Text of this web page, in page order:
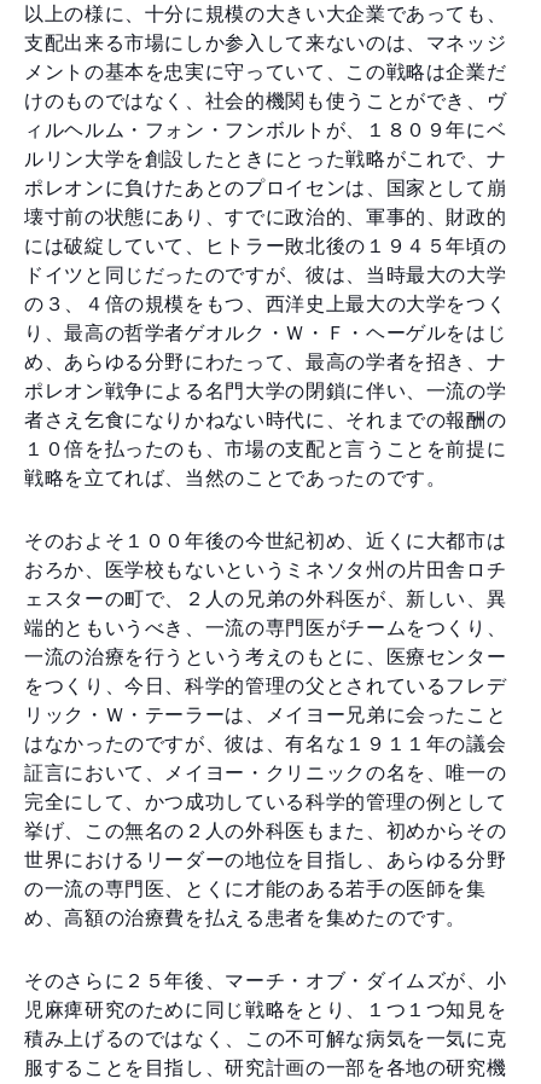
以上の様に、十分に規模の大きい大企業であっても、
支配出来る市場にしか参入して来ないのは、マネッジ
メントの基本を忠実に守っていて、この戦略は企業だ
けのものではなく、社会的機関も使うことができ、ヴ
ィルヘルム・フォン・フンボルトが、１８０９年にベ
ルリン大学を創設したときにとった戦略がこれで、ナ
ポレオンに負けたあとのプロイセンは、国家として崩
壊寸前の状態にあり、すでに政治的、軍事的、財政的
には破綻していて、ヒトラー敗北後の１９４５年頃の
ドイツと同じだったのですが、彼は、当時最大の大学
の３、４倍の規模をもつ、西洋史上最大の大学をつく
り、最高の哲学者ゲオルク・Ｗ・Ｆ・ヘーゲルをはじ
め、あらゆる分野にわたって、最高の学者を招き、ナ
ポレオン戦争による名門大学の閉鎖に伴い、一流の学
者さえ乞食になりかねない時代に、それまでの報酬の
１０倍を払ったのも、市場の支配と言うことを前提に
戦略を立てれば、当然のことであったのです。
そのおよそ１００年後の今世紀初め、近くに大都市は
おろか、医学校もないというミネソタ州の片田舎ロチ
ェスターの町で、２人の兄弟の外科医が、新しい、異
端的ともいうべき、一流の専門医がチームをつくり、
一流の治療を行うという考えのもとに、医療センター
をつくり、今日、科学的管理の父とされているフレデ
リック・Ｗ・テーラーは、メイヨー兄弟に会ったこと
はなかったのですが、彼は、有名な１９１１年の議会
証言において、メイヨー・クリニックの名を、唯一の
完全にして、かつ成功している科学的管理の例として
挙げ、この無名の２人の外科医もまた、初めからその
世界におけるリーダーの地位を目指し、あらゆる分野
の一流の専門医、とくに才能のある若手の医師を集
め、高額の治療費を払える患者を集めたのです。
そのさらに２５年後、マーチ・オブ・ダイムズが、小
児麻痺研究のために同じ戦略をとり、１つ１つ知見を
積み上げるのではなく、この不可解な病気を一気に克
服することを目指し、研究計画の一部を各地の研究機